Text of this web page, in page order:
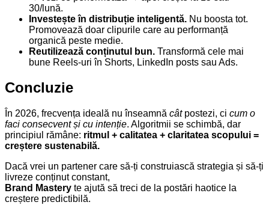
30/lună.
Investește în distribuție inteligentă. Nu boosta tot.
Promovează doar clipurile care au performanță
organică peste medie.
Reutilizează conținutul bun. Transformă cele mai
bune Reels-uri în Shorts, LinkedIn posts sau Ads.
Concluzie
În 2026, frecvența ideală nu înseamnă câtpostezi, ci cum o
faci consecvent și cu intenție. Algoritmii se schimbă, dar
principiul rămâne: ritmul + calitatea + claritatea scopului =
creștere sustenabilă.
Dacă vrei un partener care să-ți construiască strategia și să-ți
livreze conținut constant,
Brand Mastery te ajută să treci de la postări haotice la
creștere predictibilă.